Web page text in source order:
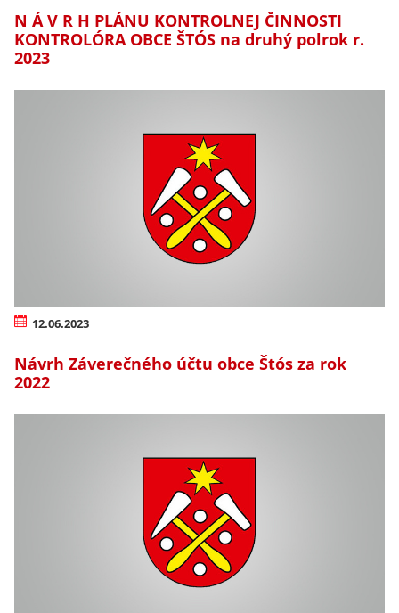
N Á V R H PLÁNU KONTROLNEJ ČINNOSTI
KONTROLÓRA OBCE ŠTÓS na druhý polrok r.
2023
12.06.2023
Návrh Záverečného účtu obce Štós za rok
2022